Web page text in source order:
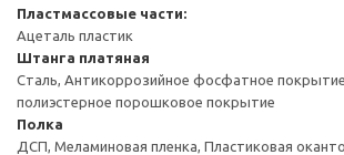
Пластмассовые части:
Ацеталь пластик
Штанга платяная
Сталь, Антикоррозийное фосфатное
полиэстерное порошковое покрытие
Полка
ДСП, Меламиновая пленка, Пластиковая